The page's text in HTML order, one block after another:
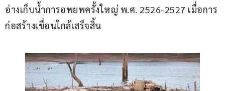
อ่างเก็บน้ำการอพยพครั้งใหญ่ พ.ศ. 2526-2527 เมื่อการ
ก่อสร้างเขื่อนใกล้เสร็จสิ้น